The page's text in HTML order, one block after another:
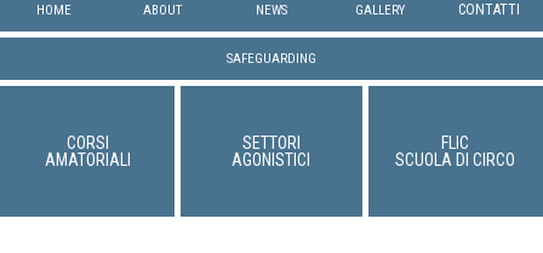
HOME ABOUT NEWS GALLERY CONTATTI
SAFEGUARDING
CORSI
AMATORIALI
SETTORI
AGONISTICI
FLIC
SCUOLA DI CIRCO